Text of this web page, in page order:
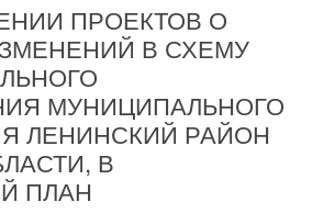
ПРОЕКТОВ О
В СХЕМУ
МУНИЦИПАЛЬНОГО
ЛЕНИНСКИЙ РАЙОН
В
ПЛАН